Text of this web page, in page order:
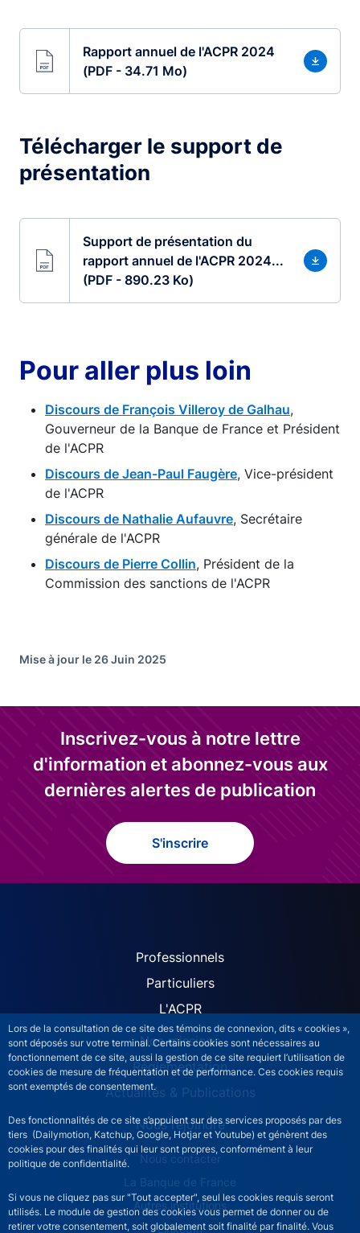
Lors de la consultation de ce site des témoins de connexion, dits « cookies »,
sont déposés sur votre terminal. Certains cookies sont nécessaires au
fonctionnement de ce site, aussi la gestion de ce site requiert l’utilisation de
cookies de mesure de fréquentation et de performance. Ces cookies requis
sont exemptés de consentement.
Des fonctionnalités de ce site s’appuient sur des services proposés par des
tiers (Dailymotion, Katchup, Google, Hotjar et Youtube) et génèrent des
cookies pour des finalités qui leur sont propres, conformément à leur
politique de confidentialité.
Si vous ne cliquez pas sur "Tout accepter", seul les cookies requis seront
utilisés. Le module de gestion des cookies vous permet de donner ou de
retirer votre consentement, soit globalement soit finalité par finalité. Vous
Rapport annuel de l'ACPR 2024
(PDF - 34.71 Mo)
Télécharger le support de
présentation
Support de présentation du
rapport annuel de l'ACPR 2024...
(PDF - 890.23 Ko)
Pour aller plus loin
Discours de François Villeroy de Galhau,
Gouverneur de la Banque de France et Président
de l'ACPR
Discours de Jean-Paul Faugère, Vice-président
de l'ACPR
Discours de Nathalie Aufauvre, Secrétaire
générale de l'ACPR
Discours de Pierre Collin, Président de la
Commission des sanctions de l'ACPR
Mise à jour le 26 Juin 2025
Inscrivez-vous à notre lettre
d'information et abonnez-vous aux
dernières alertes de publication
S'inscrire
ACPR site navigation
Professionnels
Particuliers
L'ACPR
Nos missions
Réglementation
Actualités & Publications
Nous rejoindre
ACPR footer secondary menu (French)
Nous contacter
La Banque de France
Autres institutions
LinkedIn